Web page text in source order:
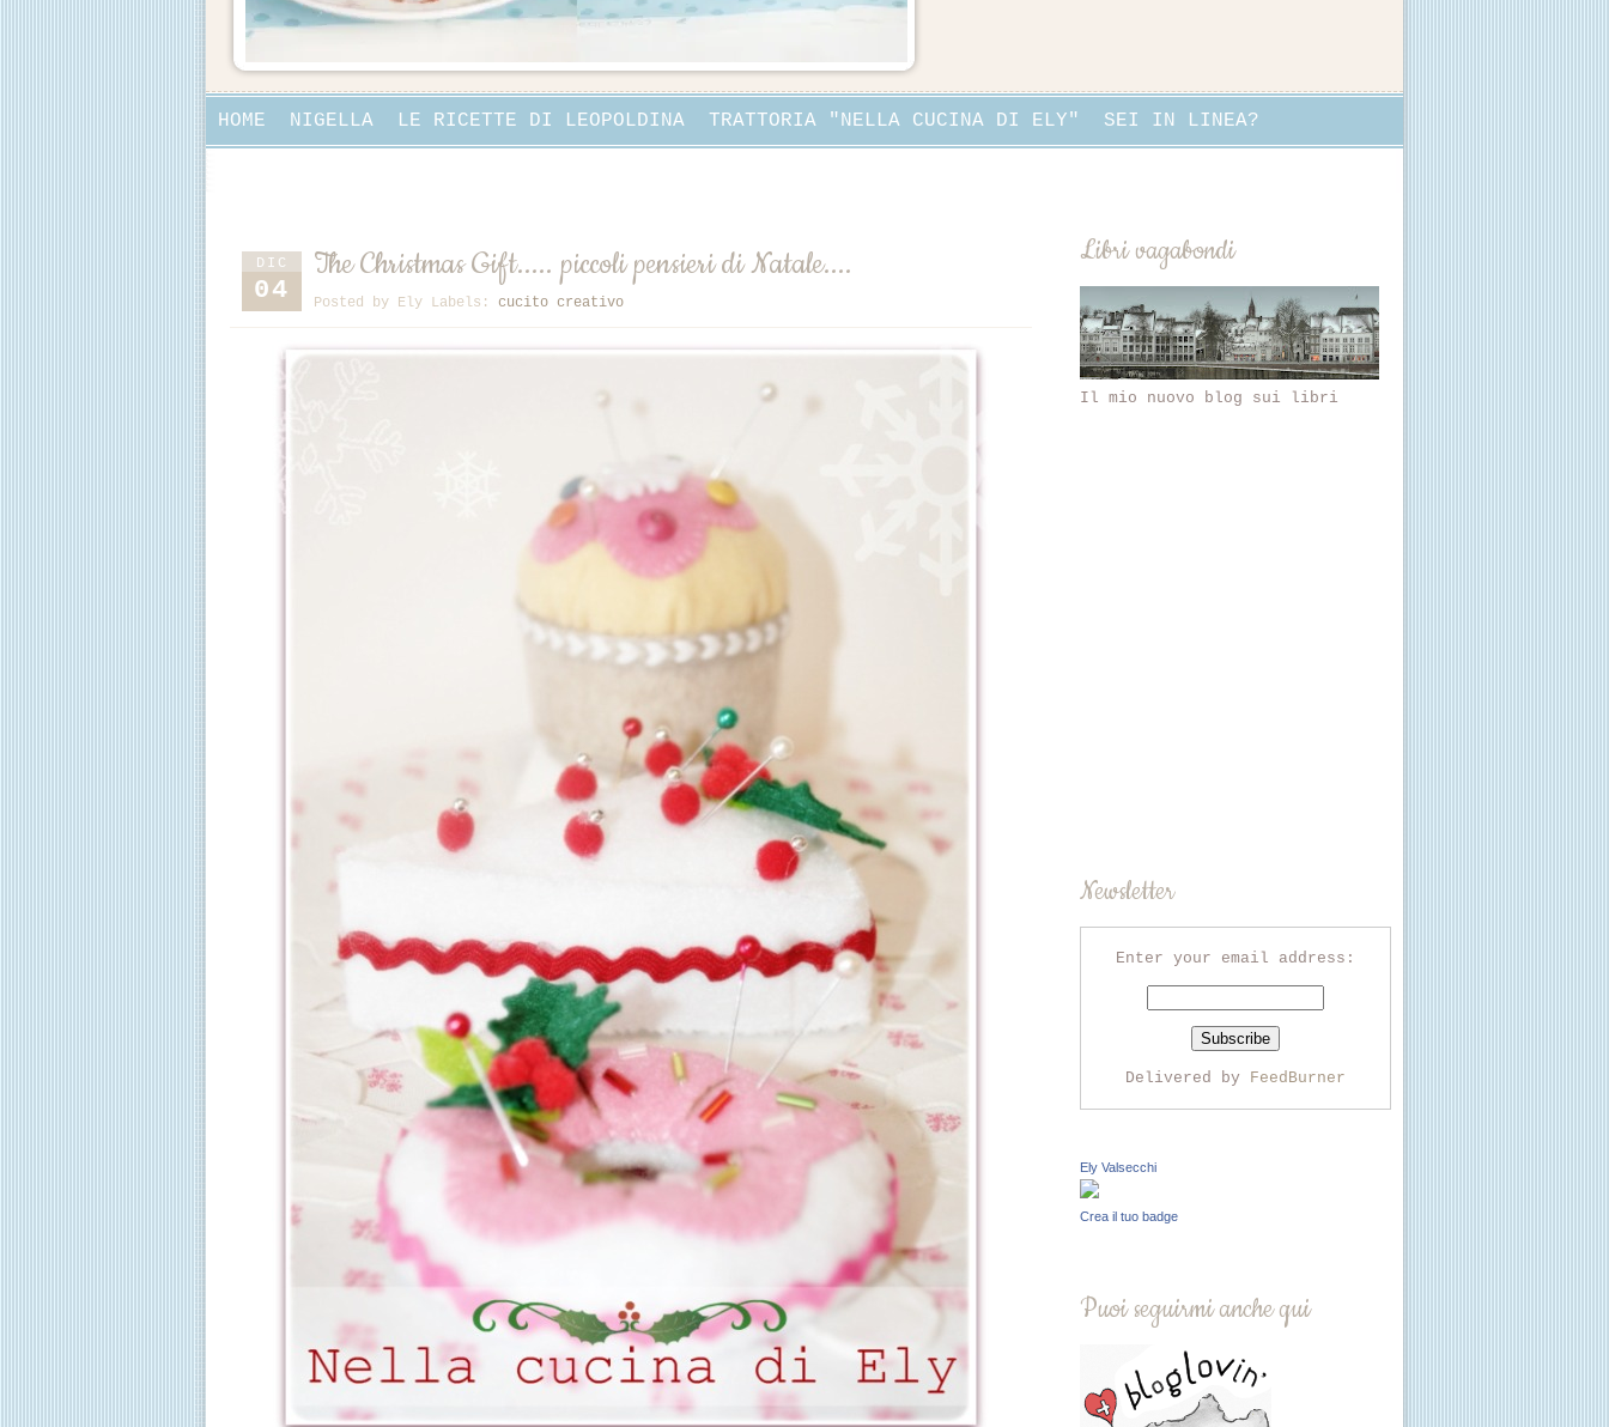
HOME NIGELLA LE RICETTE DI LEOPOLDINA TRATTORIA "NELLA CUCINA DI ELY" SEI IN LINEA?
DIC
04
The Christmas Gift..... piccoli pensieri di Natale....
Posted by Ely Labels: cucito creativo
Libri vagabondi
Il mio nuovo blog sui libri
Newsletter
Enter your email address:
Delivered by FeedBurner
Ely Valsecchi
Crea il tuo badge
Puoi seguirmi anche qui